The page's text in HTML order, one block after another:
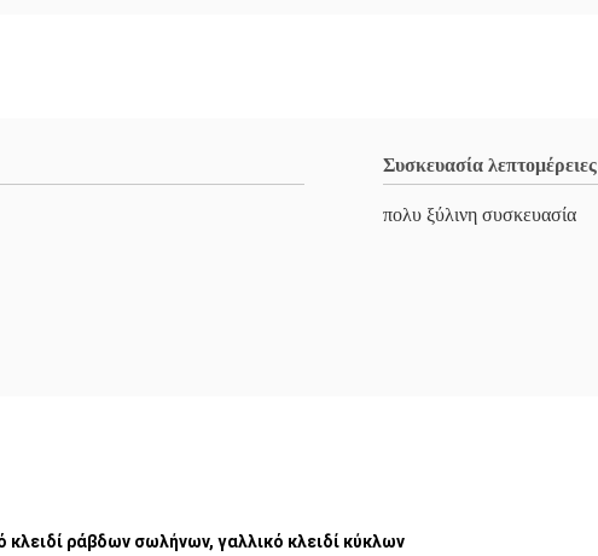
Συσκευασία λεπτομέρειες
πολυ ξύλινη συσκευασία
ράβδων σωλήνων, γαλλικό κλειδί κύκλων